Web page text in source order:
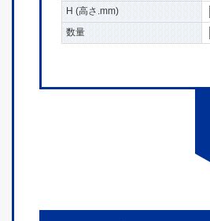
H (高さ.mm)
数量